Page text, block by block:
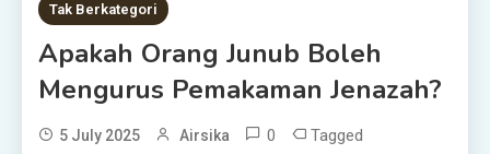
Tak Berkategori
Apakah Orang Junub Boleh
Mengurus Pemakaman Jenazah?
5 July 2025 Airsika 0 Tagged